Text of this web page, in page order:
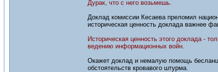
Дурак, что с него возьмешь.
Доклад комиссии Кесаева преломил
историческая ценность доклада важнее
Историческая ценность этого доклада -
ведению информационных войн.
Окажет доклад и немалую помощь
обстоятельств кровавого штурма.